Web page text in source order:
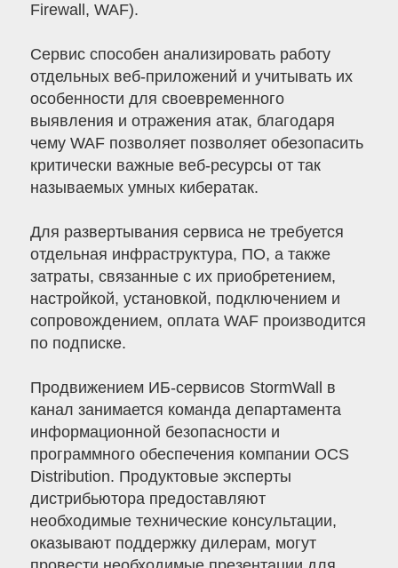
Firewall, WAF).
Сервис способен анализировать работу
отдельных веб-приложений и учитывать их
особенности для своевременного
выявления и отражения атак, благодаря
чему WAF позволяет позволяет обезопасить
критически важные веб-ресурсы от так
называемых умных кибератак.
Для развертывания сервиса не требуется
отдельная инфраструктура, ПО, а также
затраты, связанные с их приобретением,
настройкой, установкой, подключением и
сопровождением, оплата WAF производится
по подписке.
Продвижением ИБ-сервисов StormWall в
канал занимается команда департамента
информационной безопасности и
программного обеспечения компании OCS
Distribution. Продуктовые эксперты
дистрибьютора предоставляют
необходимые технические консультации,
оказывают поддержку дилерам, могут